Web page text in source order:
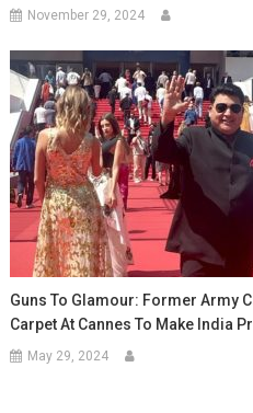
November 29, 2024
Guns To Glamour: Former Army
Carpet At Cannes To Make India
May 29, 2024